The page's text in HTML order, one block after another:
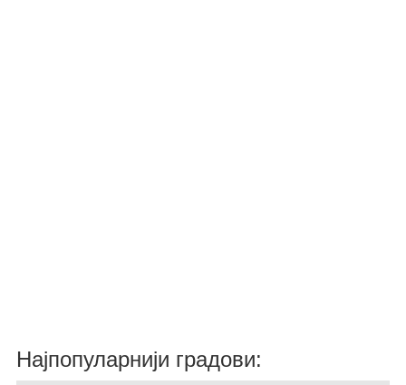
Најпопуларнији градови: